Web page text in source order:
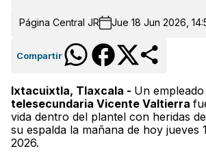
Página Central JR Jue 18 Jun 2026,
Compartir
Ixtacuixtla, Tlaxcala - Un
telesecundaria Vicente Valtierra
vida dentro del plantel con heridas
su espalda la mañana de hoy jueves
2026.